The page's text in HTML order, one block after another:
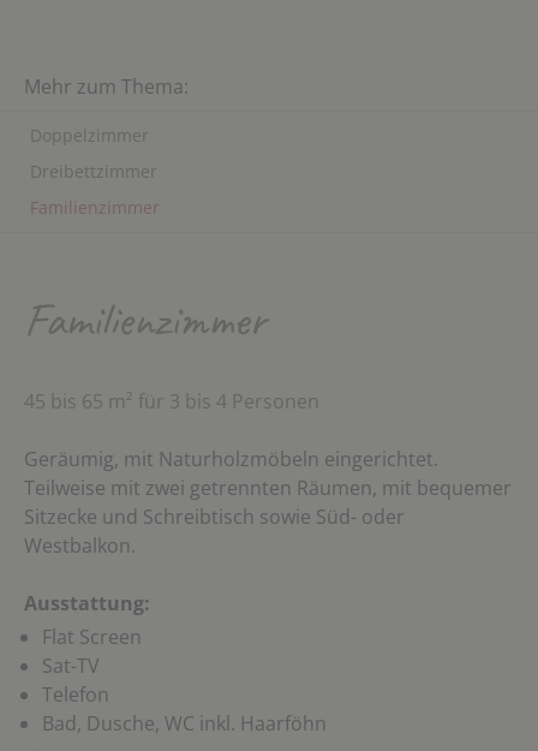
Mehr zum Thema:
Doppelzimmer
Dreibettzimmer
Familienzimmer
Familienzimmer
45 bis 65 m² für 3 bis 4 Personen
Geräumig, mit Naturholzmöbeln eingerichtet.
Teilweise mit zwei getrennten Räumen, mit bequemer
Sitzecke und Schreibtisch sowie Süd- oder
Westbalkon.
Ausstattung:
Flat Screen
Sat-TV
Telefon
Bad, Dusche, WC inkl. Haarföhn